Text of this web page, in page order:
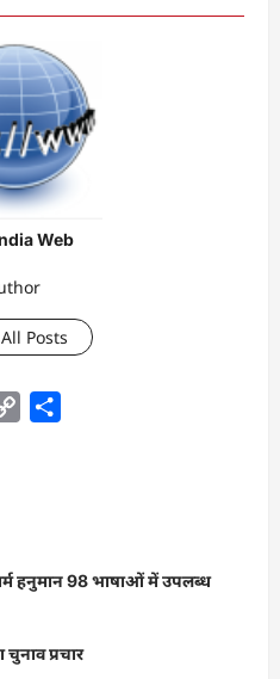
Web
Posts
Copy
हनुमान 98 भाषाओं में उपलब्ध
प्रचार